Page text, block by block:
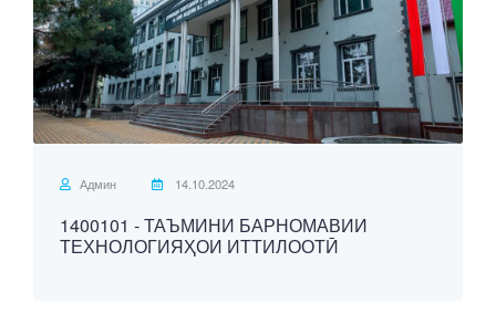
Админ 14.10.2024
1400101 - ТАЪМИНИ БАРНОМАВИИ
ТЕХНОЛОГИЯҲОИ ИТТИЛООТӢ